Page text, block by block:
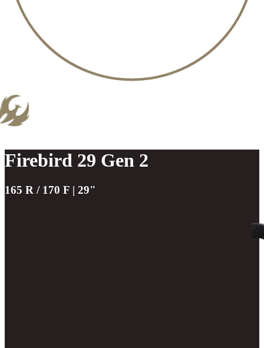
Firebird 29 Gen 2
165 R / 170 F | 29"